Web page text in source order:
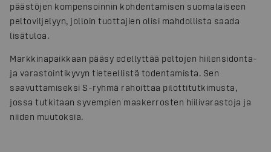
päästöjen kompensoinnin kohdentamisen suomalaiseen
peltoviljelyyn, jolloin tuottajien olisi mahdollista saada
lisätuloa.
Markkinapaikkaan pääsy edellyttää peltojen hiilensidonta-
ja varastointikyvyn tieteellistä todentamista. Sen
saavuttamiseksi S-ryhmä rahoittaa pilottitutkimusta,
jossa tutkitaan syvempien maakerrosten hiilivarastoja ja
niiden muutoksia.